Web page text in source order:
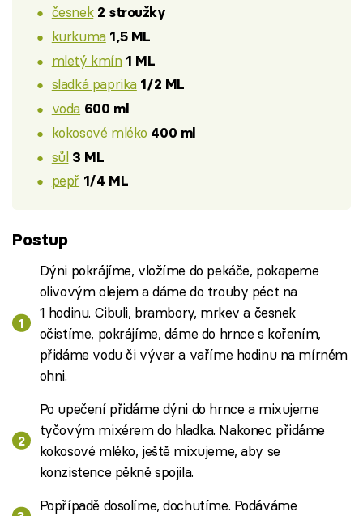
česnek 2 stroužky
kurkuma 1,5 ML
mletý kmín 1 ML
sladká paprika 1/2 ML
voda 600 ml
kokosové mléko 400 ml
sůl 3 ML
pepř 1/4 ML
Postup
Dýni pokrájíme, vložíme do pekáče, pokapeme
olivovým olejem a dáme do trouby péct na
1 hodinu. Cibuli, brambory, mrkev a česnek
očistíme, pokrájíme, dáme do hrnce s kořením,
přidáme vodu či vývar a vaříme hodinu na mírném
ohni.
Po upečení přidáme dýni do hrnce a mixujeme
tyčovým mixérem do hladka. Nakonec přidáme
kokosové mléko, ještě mixujeme, aby se
konzistence pěkně spojila.
Popřípadě dosolíme, dochutíme. Podáváme